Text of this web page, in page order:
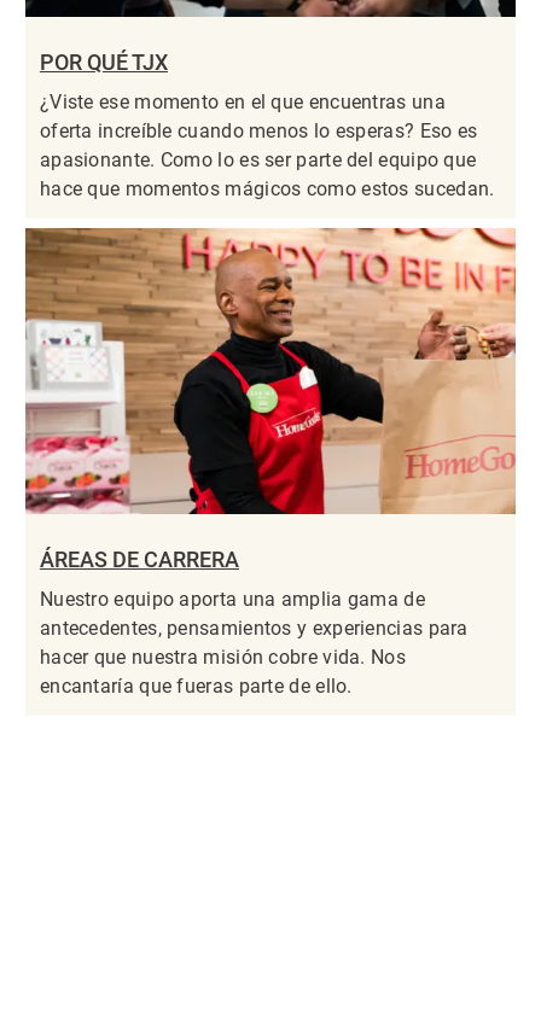
POR QUÉ TJX
¿Viste ese momento en el que encuentras una
oferta increíble cuando menos lo esperas? Eso es
apasionante. Como lo es ser parte del equipo que
hace que momentos mágicos como estos sucedan.
ÁREAS DE CARRERA
Nuestro equipo aporta una amplia gama de
antecedentes, pensamientos y experiencias para
hacer que nuestra misión cobre vida. Nos
encantaría que fueras parte de ello.